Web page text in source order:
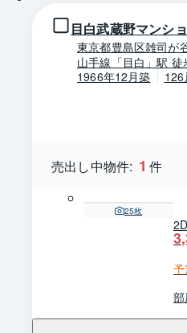
目白武蔵野マンシ
東京都豊島区雑司が
山手線「目白」駅 徒
1966年12月築
126
売出し中物件: 1 件
25枚
予